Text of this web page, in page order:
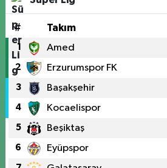
# Takım
1 Amed
2 Erzurumspor FK
3 Başakşehir
4 Kocaelispor
5 Beşiktaş
6 Eyüpspor